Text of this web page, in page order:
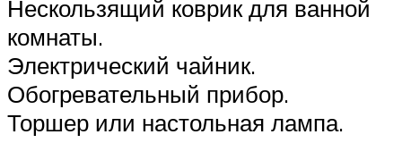
Нескользящий коврик для ванной
комнаты.
Электрический чайник.
Обогревательный прибор.
Торшер или настольная лампа.